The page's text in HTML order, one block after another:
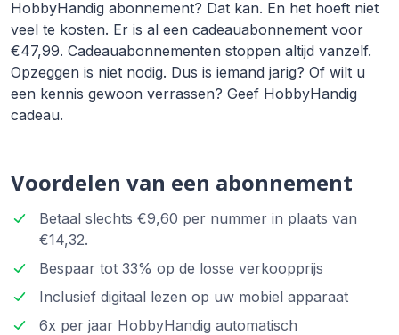
HobbyHandig abonnement? Dat kan. En het hoeft niet
veel te kosten. Er is al een cadeauabonnement voor
€47,99. Cadeauabonnementen stoppen altijd vanzelf.
Opzeggen is niet nodig. Dus is iemand jarig? Of wilt u
een kennis gewoon verrassen? Geef HobbyHandig
cadeau.
Voordelen van een abonnement
Betaal slechts €9,60 per nummer in plaats van
€14,32.
Bespaar tot 33% op de losse verkoopprijs
Inclusief digitaal lezen op uw mobiel apparaat
6x per jaar HobbyHandig automatisch